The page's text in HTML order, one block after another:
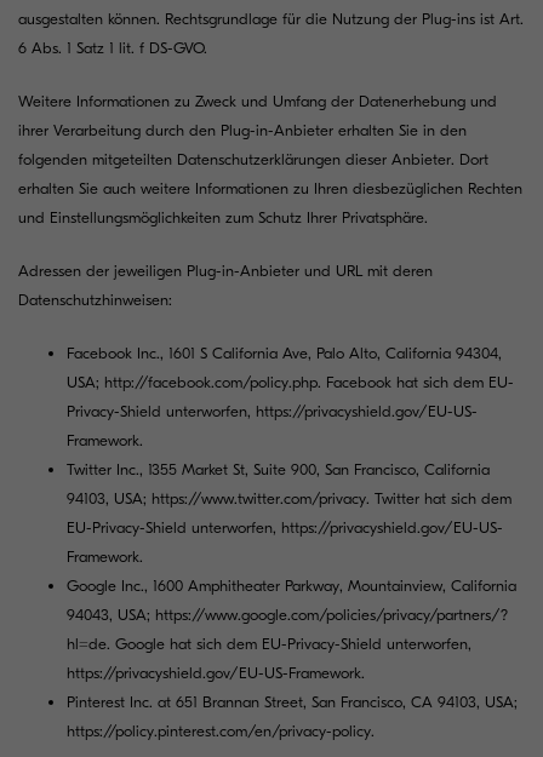
ausgestalten können. Rechtsgrundlage für die Nutzung der Plug-ins ist Art.
6 Abs. 1 Satz 1 lit. f DS-GVO.
Weitere Informationen zu Zweck und Umfang der Datenerhebung und
ihrer Verarbeitung durch den Plug-in-Anbieter erhalten Sie in den
folgenden mitgeteilten Datenschutzerklärungen dieser Anbieter. Dort
erhalten Sie auch weitere Informationen zu Ihren diesbezüglichen Rechten
und Einstellungsmöglichkeiten zum Schutz Ihrer Privatsphäre.
Adressen der jeweiligen Plug-in-Anbieter und URL mit deren
Datenschutzhinweisen:
Facebook Inc., 1601 S California Ave, Palo Alto, California 94304,
USA; http://facebook.com/policy.php. Facebook hat sich dem EU-
Privacy-Shield unterworfen, https://privacyshield.gov/EU-US-
Framework.
Twitter Inc., 1355 Market St, Suite 900, San Francisco, California
94103, USA; https://www.twitter.com/privacy. Twitter hat sich dem
EU-Privacy-Shield unterworfen, https://privacyshield.gov/EU-US-
Framework.
Google Inc., 1600 Amphitheater Parkway, Mountainview, California
94043, USA; https://www.google.com/policies/privacy/partners/?
hl=de. Google hat sich dem EU-Privacy-Shield unterworfen,
https://privacyshield.gov/EU-US-Framework.
Pinterest Inc. at 651 Brannan Street, San Francisco, CA 94103, USA;
https://policy.pinterest.com/en/privacy-policy.